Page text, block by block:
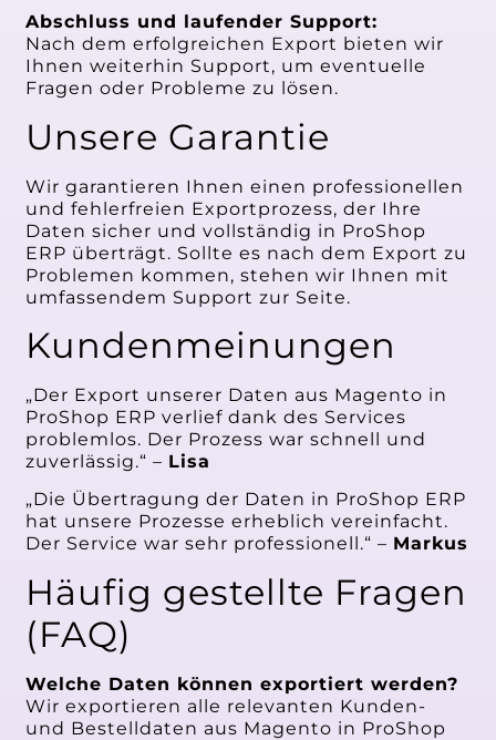
Abschluss und laufender Support:
Nach dem erfolgreichen Export bieten wir
Ihnen weiterhin Support, um eventuelle
Fragen oder Probleme zu lösen.
Unsere Garantie
Wir garantieren Ihnen einen professionellen
und fehlerfreien Exportprozess, der Ihre
Daten sicher und vollständig in ProShop
ERP überträgt. Sollte es nach dem Export zu
Problemen kommen, stehen wir Ihnen mit
umfassendem Support zur Seite.
Kundenmeinungen
„Der Export unserer Daten aus Magento in
ProShop ERP verlief dank des Services
problemlos. Der Prozess war schnell und
zuverlässig.“ – Lisa
„Die Übertragung der Daten in ProShop ERP
hat unsere Prozesse erheblich vereinfacht.
Der Service war sehr professionell.“ – Markus
Häufig gestellte Fragen
(FAQ)
Welche Daten können exportiert werden?
Wir exportieren alle relevanten Kunden-
und Bestelldaten aus Magento in ProShop